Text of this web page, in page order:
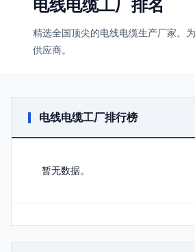
电线电缆工厂排名
精选全国顶尖的电线电缆生产厂家。
供应商。
电线电缆工厂排行榜
暂无数据。